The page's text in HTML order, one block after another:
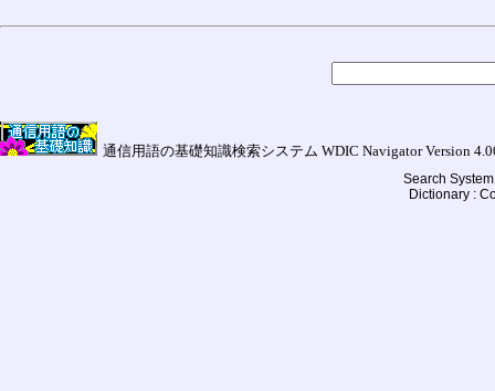
通信用語の基礎知識検索システム WDIC Navigator Version
Search
Dictionary :